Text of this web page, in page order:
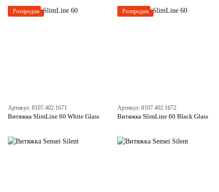
Розпродаж
Артикул: 8107.402.1671
Витяжка SlimLine 60 White Glass
Розпродаж
Артикул: 8107.402.1672
Витяжка SlimLine 60 Black Glass